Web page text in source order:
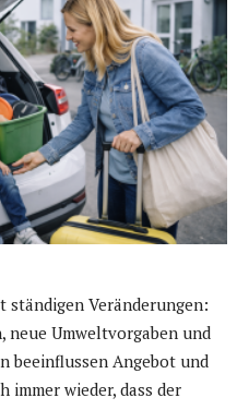
Veränderungen:
Umweltvorgaben und
beeinflussen Angebot und
immer wieder, dass der